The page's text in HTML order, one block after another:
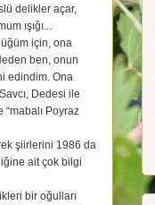
delikler açar,
ışığı...
için, ona
ben, onun
edindim. Ona
Dedesi ile
Poyraz
şiirlerini 1986 da
ait çok bilgi
bir oğulları